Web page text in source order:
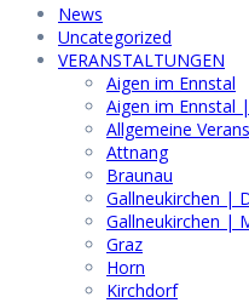
News
Uncategorized
VERANSTALTUNGEN
Aigen im Ennstal
Aigen im Ennstal
Allgemeine
Attnang
Braunau
Gallneukirchen |
Gallneukirchen |
Graz
Horn
Kirchdorf